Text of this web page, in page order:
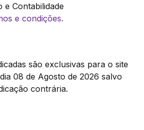
e Contabilidade
e condições.
são exclusivas para o site
08 de Agosto de 2026 salvo
contrária.